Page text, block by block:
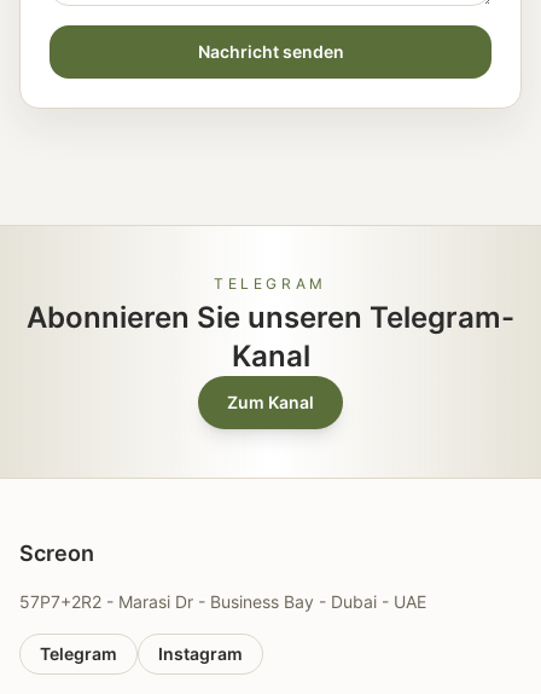
Nachricht senden
TELEGRAM
Abonnieren Sie unseren Telegram-
Kanal
Zum Kanal
Screon
57P7+2R2 - Marasi Dr - Business Bay - Dubai - UAE
Telegram Instagram